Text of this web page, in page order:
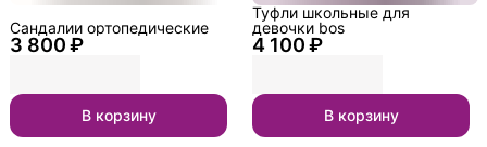
3 800 ₽
Сандалии ортопедические
В корзину
4 100 ₽
Туфли школьные для
девочки bos
В корзину